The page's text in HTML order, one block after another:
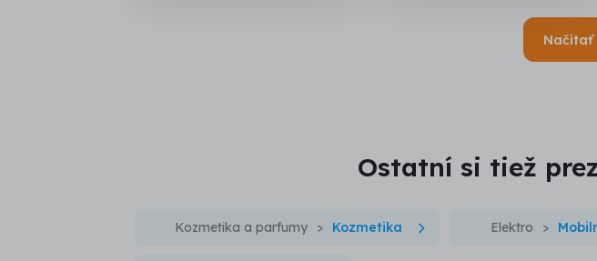
Načítať
Ostatní si tiež
Kozmetika a parfumy Kozmetika Elektro